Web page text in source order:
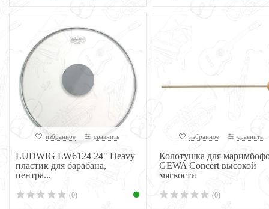
избранное сравнить
LUDWIG LW6124 24" Heavy
пластик для барабана,
центра...
(0)
избранное сравнить
Колотушка для
GEWA Concert высокой
мягкости
(0)